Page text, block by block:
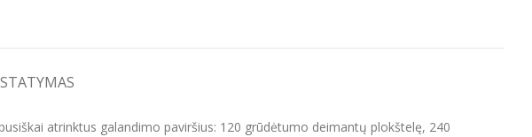
atrinktus galandimo paviršius: 120 grūdėtumo deimantų plokštelę, 240